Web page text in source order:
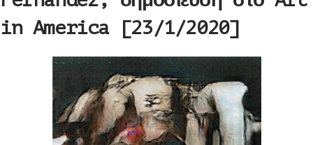
in America [23/1/2020]